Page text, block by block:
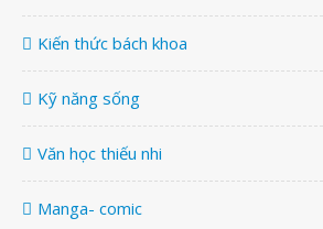
Kiến thức bách khoa
Kỹ năng sống
Văn học thiếu nhi
Manga- comic